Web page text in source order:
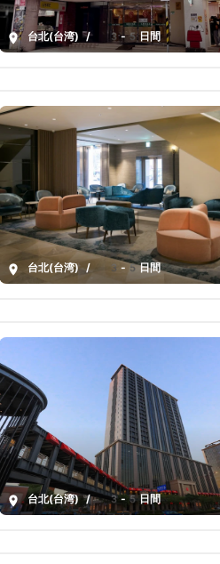
台北(台湾) / 3-5日間
台北(台湾) / 3-5日間
台北(台湾) / 3-5日間